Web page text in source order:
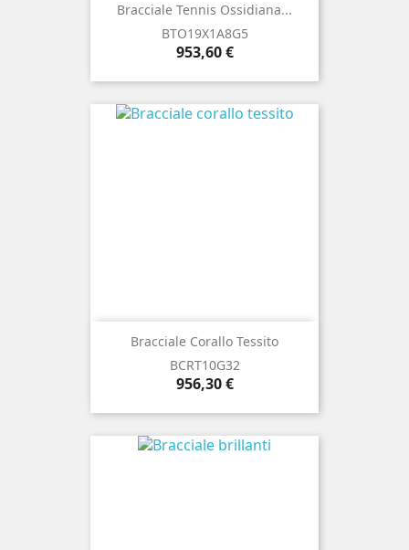
Bracciale Tennis Ossidiana...
BTO19X1A8G5
Prezzo
953,60 €
Bracciale Corallo Tessito
BCRT10G32
Prezzo
956,30 €